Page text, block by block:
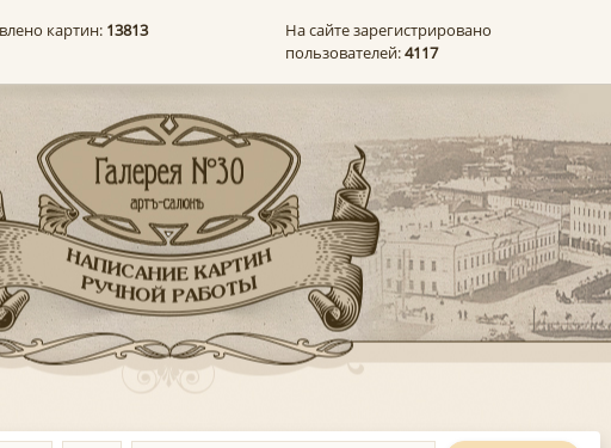
картин: 13813
На сайте зарегистрировано
пользователей:4117